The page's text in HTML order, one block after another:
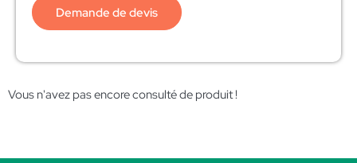
Demande de devis
Vous n'avez pas encore consulté de produit !